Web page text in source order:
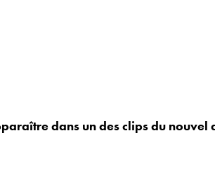
dans un des clips du nouvel